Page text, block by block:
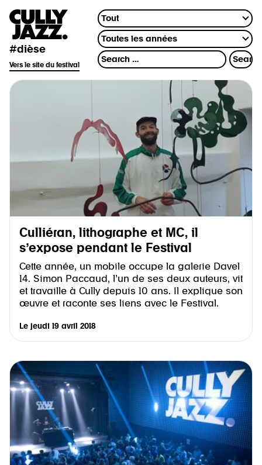
#dièse
Vers le site du festival
Culliéran, lithographe et MC, il
s’expose pendant le Festival
Cette année, un mobile occupe la galerie Davel
14. Simon Paccaud, l’un de ses deux auteurs, vit
et travaille à Cully depuis 10 ans. Il explique son
œuvre et raconte ses liens avec le Festival.
Le jeudi 19 avril 2018